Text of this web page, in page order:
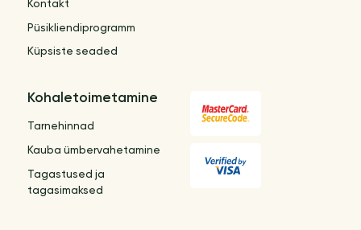
Kontakt
Püsikliendiprogramm
Küpsiste seaded
Kohaletoimetamine
Tarnehinnad
Kauba ümbervahetamine
Tagastused ja
tagasimaksed